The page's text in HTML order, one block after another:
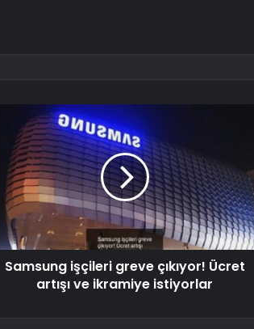
Samsung işçileri greve çıkıyor! Ücret
artışı ve ikramiye istiyorlar